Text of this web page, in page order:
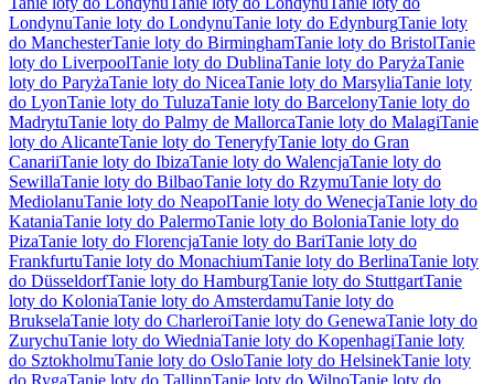
LondynuTanie loty do LondynuTanie loty do EdynburgTanie loty
do ManchesterTanie loty do BirminghamTanie loty do BristolTanie
loty do LiverpoolTanie loty do DublinaTanie loty do ParyżaTanie
loty do ParyżaTanie loty do NiceaTanie loty do MarsyliaTanie loty
do LyonTanie loty do TuluzaTanie loty do BarcelonyTanie loty do
MadrytuTanie loty do Palmy de MallorcaTanie loty do MalagiTanie
loty do AlicanteTanie loty do TeneryfyTanie loty do Gran
CanariiTanie loty do IbizaTanie loty do WalencjaTanie loty do
SewillaTanie loty do BilbaoTanie loty do RzymuTanie loty do
MediolanuTanie loty do NeapolTanie loty do WenecjaTanie loty do
KataniaTanie loty do PalermoTanie loty do BoloniaTanie loty do
PizaTanie loty do FlorencjaTanie loty do BariTanie loty do
FrankfurtuTanie loty do MonachiumTanie loty do BerlinaTanie loty
do DüsseldorfTanie loty do HamburgTanie loty do StuttgartTanie
loty do KoloniaTanie loty do AmsterdamuTanie loty do
BrukselaTanie loty do CharleroiTanie loty do GenewaTanie loty do
ZurychuTanie loty do WiedniaTanie loty do KopenhagiTanie loty
do SztokholmuTanie loty do OsloTanie loty do HelsinekTanie loty